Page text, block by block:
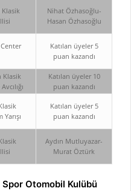
Nihat Özhasoğlu-
Hasan Özhasoğlu
Katılan üyeler 5
puan kazandı
Klasik
Katılan üyeler 10
puan kazandı
Katılan üyeler 5
puan kazandı
Aydın Mutluyazar-
Murat Öztürk
Spor Otomobil Kulübü